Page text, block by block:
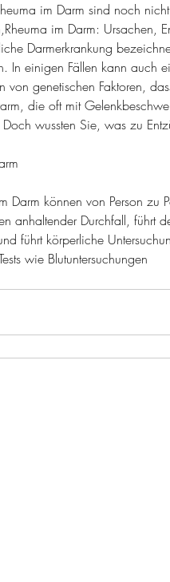
im Darm sind noch
im Darm: Ursachen,
Darmerkrankung
In einigen Fällen kann auch
von genetischen Faktoren,
die oft mit
wussten Sie, was zu
Darm können von Person zu
anhaltender Durchfall, führt
führt körperliche
wie Blutuntersuchungen